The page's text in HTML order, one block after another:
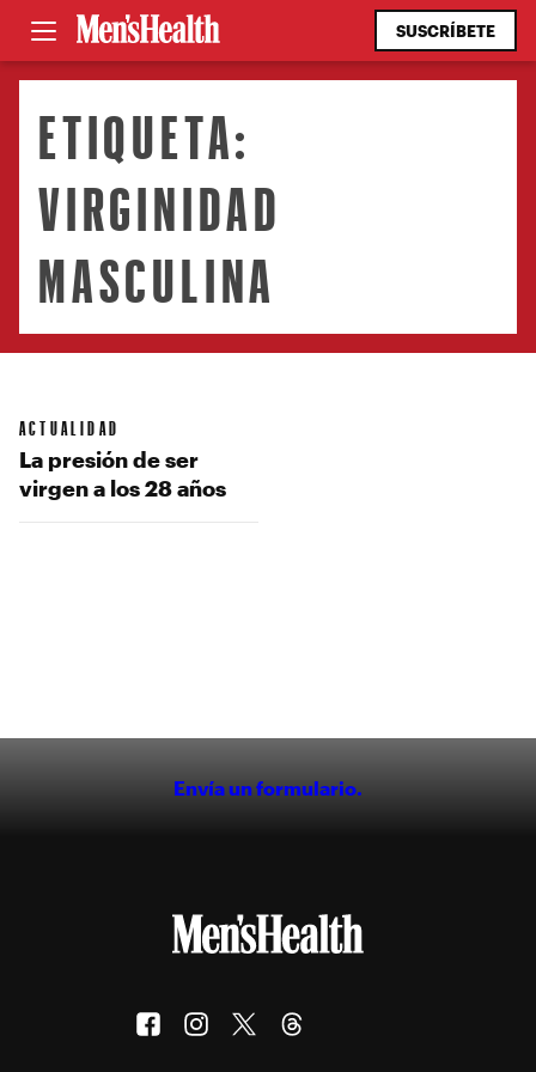
SUSCRÍBETE
ETIQUETA:
VIRGINIDAD
MASCULINA
ACTUALIDAD
La presión de ser
virgen a los 28 años
Envía un formulario.